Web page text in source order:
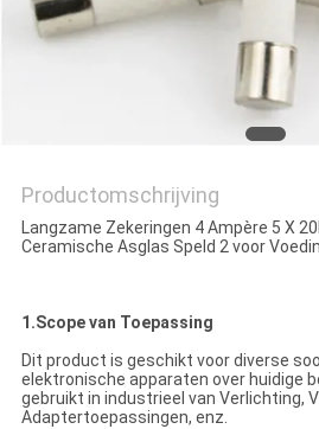
Productomschrijving
Langzame Zekeringen 4 Ampère 5 X
Ceramische Asglas Speld 2 voor
1.Scope van Toepassing
Dit product is geschikt voor diverse
elektronische apparaten over huidige
gebruikt in industrieel van Verlichting,
Adaptertoepassingen, enz.